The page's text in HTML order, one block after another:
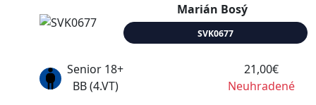
Marián Bosý
SVK0677
Senior 18+
BB (4.VT)
21,00€
Neuhradené